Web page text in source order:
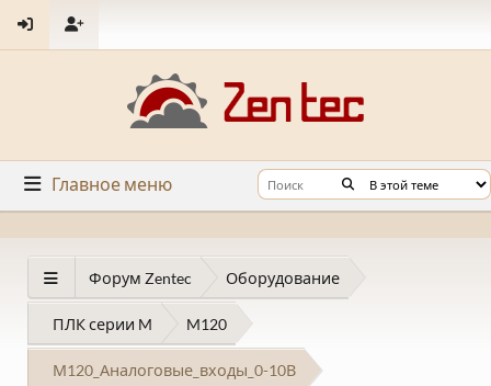
Главное меню
Форум Zentec Оборудование
ПЛК серии M M120
М120_Аналоговые_входы_0-10В